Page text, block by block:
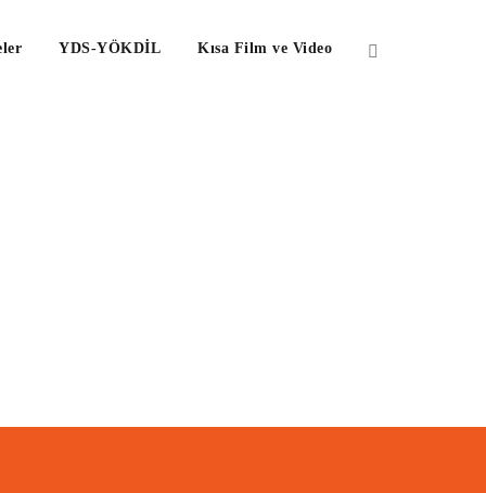
YDS-YÖKDİL Kısa Film ve Video